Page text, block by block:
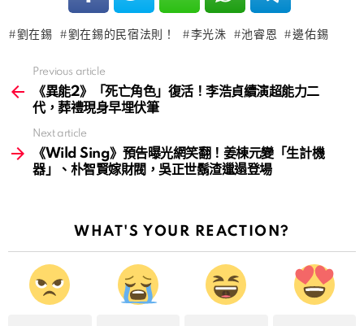
劉在錫 劉在錫的民宿法則！ 李光洙 池睿恩 邊佑錫
more
Previous article
《異能2》「死亡角色」復活！李浩貞續演超能力二
代，葬禮現身早埋伏筆
Next article
《Wild Sing》預告曝光網笑翻！姜棟元變「生計機
器」、朴智賢嫁財閥，吳正世鬍渣邋遢登場
WHAT'S YOUR REACTION?